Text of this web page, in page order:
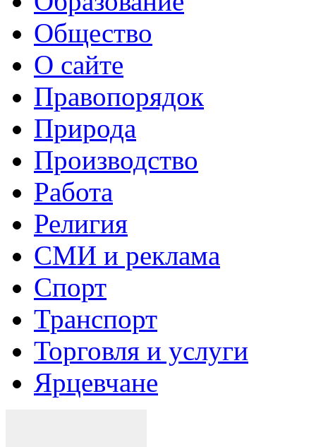
Общество
О сайте
Правопорядок
Природа
Производство
Работа
Религия
СМИ и реклама
Спорт
Транспорт
Торговля и услуги
Ярцевчане